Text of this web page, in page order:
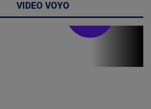
VIDEO VOYO